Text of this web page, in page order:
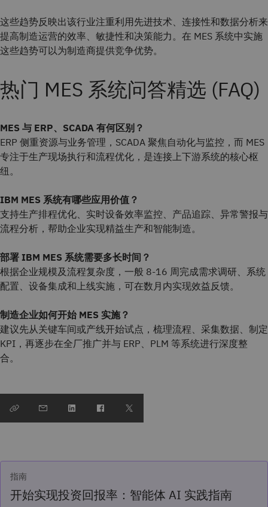
这些趋势反映出该行业注重利用先进技术、连接性和数据分析来
提高制造运营的效率、敏捷性和决策能力。在 MES 系统中实施
这些趋势可以为制造商提供竞争优势。
热门 MES 系统问答精选 (FAQ)
MES 与 ERP、SCADA 有何区别？
ERP 侧重资源与业务管理，SCADA 聚焦自动化与监控，而 MES
专注于生产现场执行和流程优化，是连接上下游系统的核心枢
纽。
IBM MES 系统有哪些应用价值？
支持生产排程优化、实时设备效率监控、产品追踪、异常警报与
流程分析，帮助企业实现精益生产和智能制造。
部署 IBM MES 系统需要多长时间？
根据企业规模及流程复杂度，一般 8‑16 周完成需求调研、系统
配置、设备集成和上线实施，可在数月内实现效益反馈。
制造企业如何开始 MES 实施？
建议先从关键车间或产线开始试点，梳理流程、采集数据、制定
KPI，再逐步在全厂推广并与 ERP、PLM 等系统进行深度整
合。
指南
开始实现投资回报率：智能体 AI 实践指南